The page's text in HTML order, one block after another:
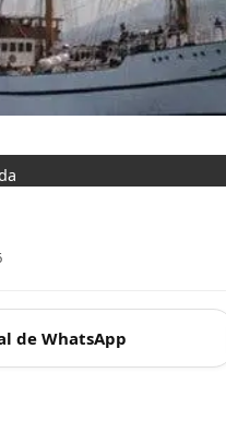
de WhatsApp